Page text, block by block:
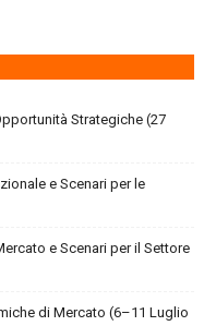
Strategiche (27
e Scenari per le
e Scenari per il Settore
di Mercato (6–11 Luglio